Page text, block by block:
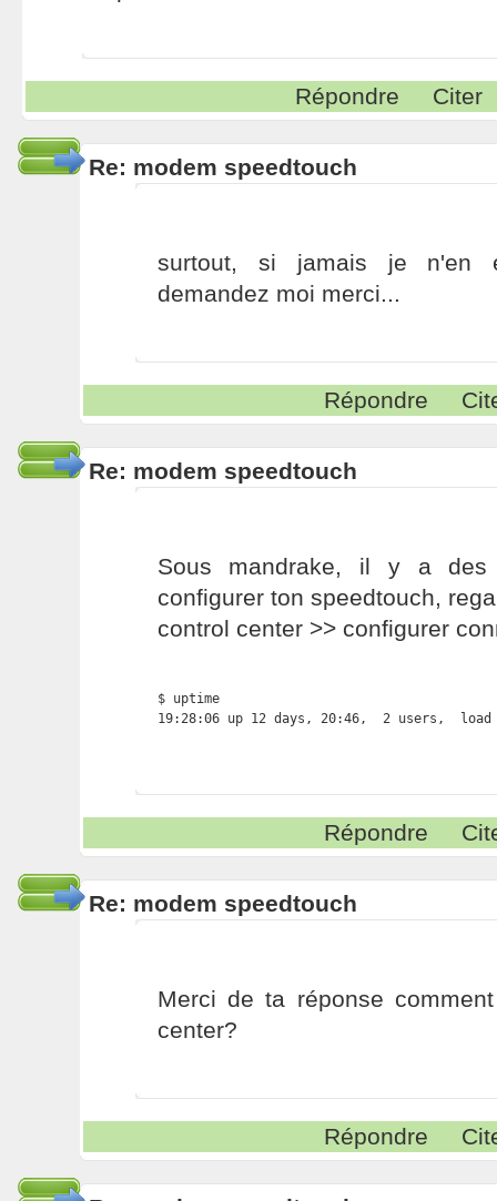
Répondre Citer
Re: modem speedtouch
surtout, si jamais je n'en
demandez moi merci...
Répondre
Re: modem speedtouch
Sous mandrake, il y a
configurer ton speedtouch,
control center >> configurer
$ uptime
19:28:06 up 12 days, 20:46,  2 users,  load
Répondre
Re: modem speedtouch
Merci de ta réponse
center?
Répondre